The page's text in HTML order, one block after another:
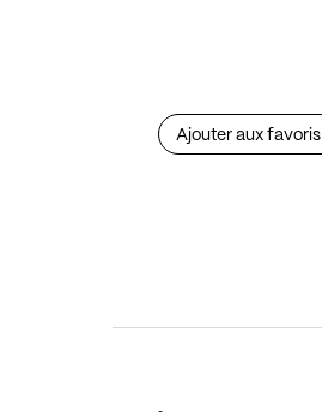
Ajouter aux favoris